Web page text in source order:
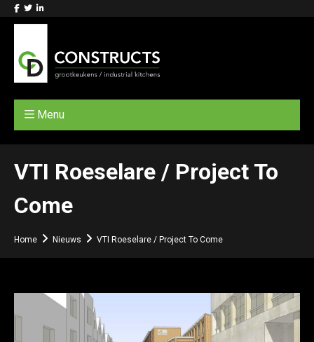
Menu
VTI Roeselare / Project To
Come
Home Nieuws VTI Roeselare / Project To Come